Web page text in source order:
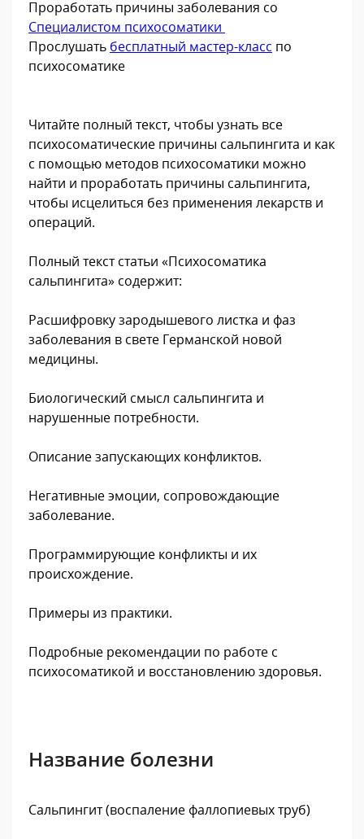
Проработать причины заболевания со
Специалистом психосоматики
Прослушать бесплатный мастер-класс по
психосоматике
Читайте полный текст, чтобы узнать все
психосоматические причины сальпингита и как
с помощью методов психосоматики можно
найти и проработать причины сальпингита,
чтобы исцелиться без применения лекарств и
операций.
Полный текст статьи «Психосоматика
сальпингита» содержит:
Расшифровку зародышевого листка и фаз
заболевания в свете Германской новой
медицины.
Биологический смысл сальпингита и
нарушенные потребности.
Описание запускающих конфликтов.
Негативные эмоции, сопровождающие
заболевание.
Программирующие конфликты и их
происхождение.
Примеры из практики.
Подробные рекомендации по работе с
психосоматикой и восстановлению здоровья.
Название болезни
Сальпингит (воспаление фаллопиевых труб)